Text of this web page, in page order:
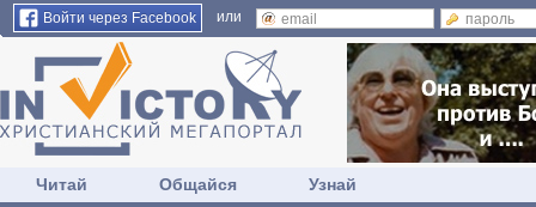
Войти через Facebook или
Читай Общайся Узнай